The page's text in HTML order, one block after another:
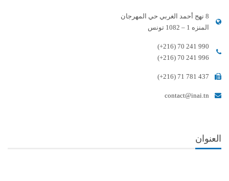
8 نهج أحمد الغربي حي المهرجان
المنزه 1 – 1082 تونس
(+216) 70 241 990
(+216) 70 241 996
(+216) 71 781 437
contact@inai.tn
العنوان